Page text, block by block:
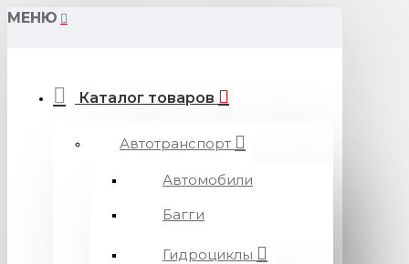
МЕНЮ
Каталог товаров
Автотранспорт
Автомобили
Багги
Гидроциклы